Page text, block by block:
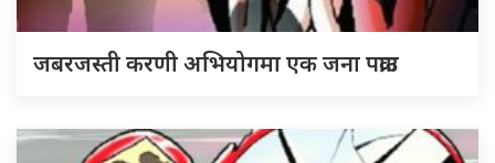
जबरजस्ती करणी अभियोगमा एक जना पक्राउ